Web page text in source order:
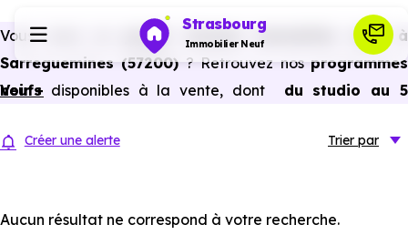
Strasbourg
Immobilier Neuf
Investir
Vous avez un
projet d’achat immobilier neuf à
Sarreguemines (57200) ? Retrouvez nos programmes
neufsdisponibles à la vente, dont
du studio au 5
d’agence.
à Sarreguemines (57200), vous pouvez aussi bénéficier
Voir +
Créer une alerte Trier par
Aucun résultat ne correspond à votre recherche.